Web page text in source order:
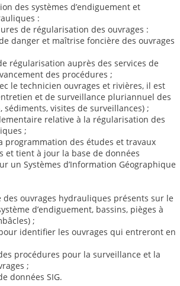
des systèmes d’endiguement et
:
de régularisation des ouvrages :
danger et maîtrise foncière des ouvrages
régularisation auprès des services de
des procédures ;
le technicien ouvrages et rivières, il est
et de surveillance pluriannuel des
sédiments, visites de surveillances) ;
relative à la régularisation des
;
programmation des études et travaux
et tient à jour la base de données
un Systèmes d’Information Géographique
des ouvrages hydrauliques présents sur le
d’endiguement, bassins, pièges à
;
identifier les ouvrages qui entreront en
procédures pour la surveillance et la
;
données SIG.